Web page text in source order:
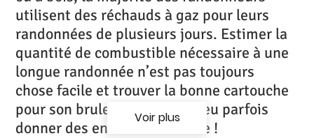
utilisent des réchauds à gaz pour leurs
randonnées de plusieurs jours. Estimer la
quantité de combustible nécessaire à une
longue randonnée n’est pas toujours
chose facile et trouver la bonne cartouche
pour son bruleur en France peu parfois
donner des envies de meurtre !
Voir plus